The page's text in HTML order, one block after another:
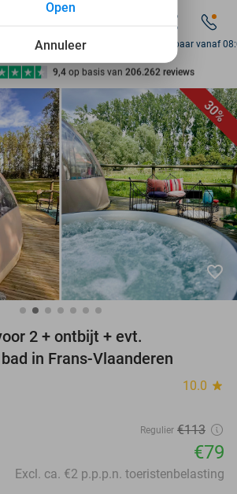
7 dagen per week beschikbaar
10+ miljoen leden
9,4 op basis van 206.262 reviews
Ontdek 15.000+ deals
7 dagen per week beschikbaar
10+ miljoen leden
Bereikbaar vanaf
30%
favorite_border
2 + ontbijt + evt.
in Frans-Vlaanderen
10.0 star
Regulier €113
€79
Excl. ca. €2 p.p.p.n. toeristenbelasting
Annuleer
Open